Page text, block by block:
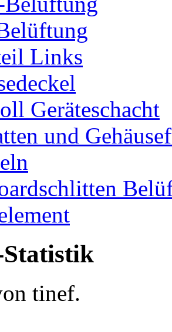
Links
Geräteschacht
und
tinef.